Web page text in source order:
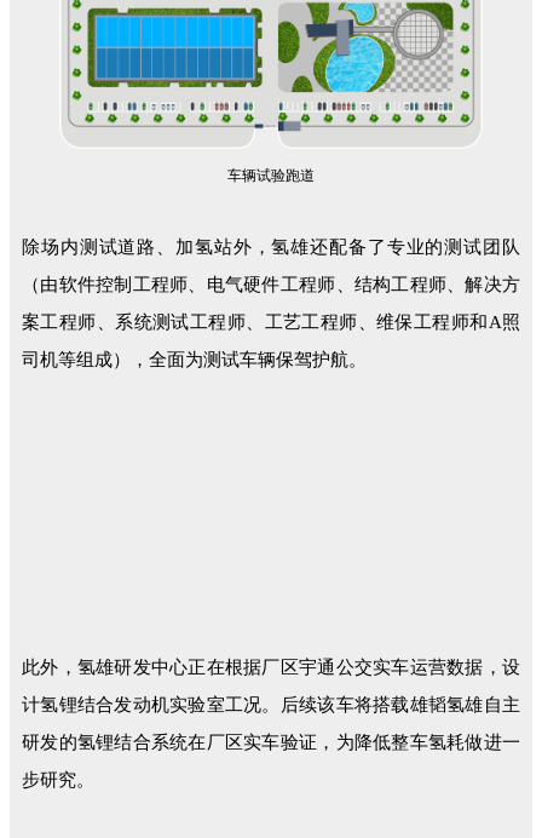
车辆试验跑道
除场内测试道路、加氢站外，氢雄还配备了专业的测试团队
（由软件控制工程师、电气硬件工程师、结构工程师、解决方
案工程师、系统测试工程师、工艺工程师、维保工程师和A照
司机等组成），全面为测试车辆保驾护航。
此外，氢雄研发中心正在根据厂区宇通公交实车运营数据，设
计氢锂结合发动机实验室工况。后续该车将搭载雄韬氢雄自主
研发的氢锂结合系统在厂区实车验证，为降低整车氢耗做进一
步研究。